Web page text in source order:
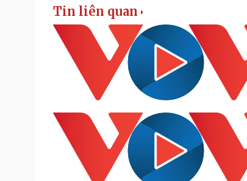
Tin liên quan